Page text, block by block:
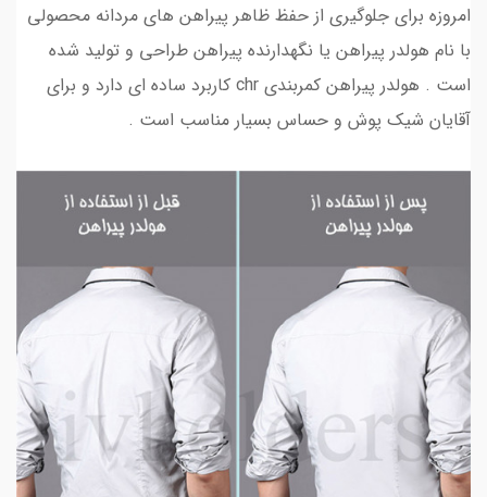
امروزه برای جلوگیری از حفظ ظاهر پیراهن های مردانه محصولی
با نام هولدر پیراهن یا نگهدارنده پیراهن طراحی و تولید شده
است . هولدر پیراهن کمربندی chr کاربرد ساده ای دارد و برای
آقایان شیک پوش و حساس بسیار مناسب است .